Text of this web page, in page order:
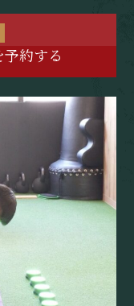
予約する